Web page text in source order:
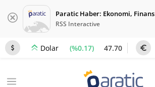
Paratic Haber: Ekonomi, Finans
RSS Interactive
Dolar (%0.17) 47.70